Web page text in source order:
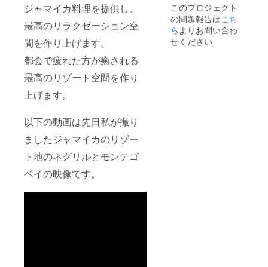
ジャマイカ料理を提供し、
最高のリラクゼーション空
間を作り上げます。
都会で疲れた方が癒される
最高のリゾート空間を作り
上げます。
以下の動画は先日私が撮り
ましたジャマイカのリゾー
ト地のネグリルとモンテゴ
ベイの映像です。
もので
す。)
す。
※10杯が
上限で
す。そ
れ以上
電話サ
ポート
(場所が
分から
ない、
このプロジェクト
の問題報告はこち
らよりお問い合わ
せください